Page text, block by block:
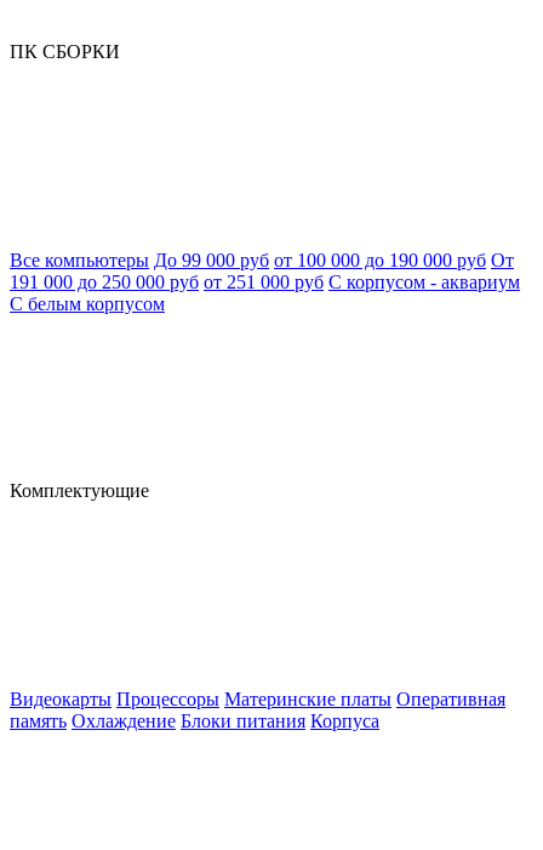
ПК СБОРКИ
Все компьютеры До 99 000 руб от 100 000 до 190 000 руб От
191 000 до 250 000 руб от 251 000 руб С корпусом - аквариум
С белым корпусом
Комплектующие
Видеокарты Процессоры Материнские платы Оперативная
память Охлаждение Блоки питания Корпуса